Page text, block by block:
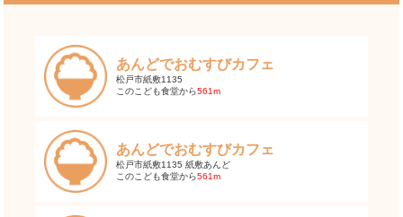
あんどでおむすびカフェ
松戸市紙敷1135
このこども食堂から561m
あんどでおむすびカフェ
松戸市紙敷1135 紙敷あんど
このこども食堂から561m